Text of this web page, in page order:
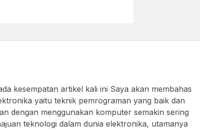
kesempatan artikel kali ini Saya akan membahas
yaitu teknik pemrograman yang baik dan
dengan menggunakan komputer semakin sering
teknologi dalam dunia elektronika, utamanya